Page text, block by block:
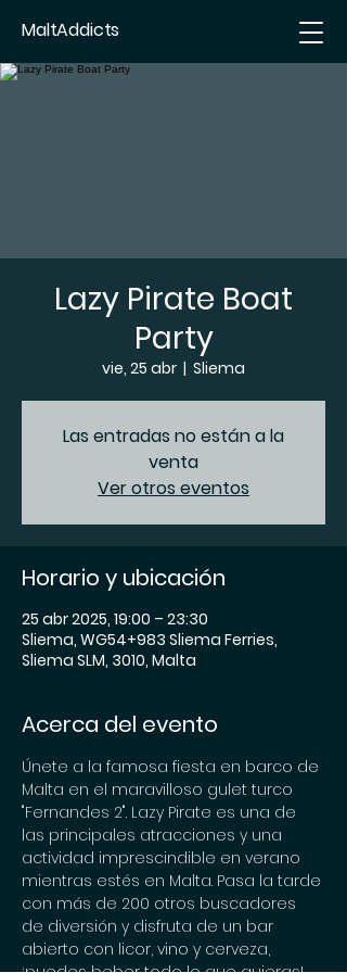
MaltAddicts
Lazy Pirate Boat
Party
vie, 25 abr
  |
Sliema
Las entradas no están a la
venta
Ver otros eventos
Horario y ubicación
25 abr 2025, 19:00 – 23:30
Sliema, WG54+983 Sliema Ferries,
Sliema SLM, 3010, Malta
Acerca del evento
Únete a la famosa fiesta en barco de
Malta en el maravilloso gulet turco
"Fernandes 2". Lazy Pirate es una de
las principales atracciones y una
actividad imprescindible en verano
mientras estés en Malta. Pasa la tarde
con más de 200 otros buscadores
de diversión y disfruta de un bar
abierto con licor, vino y cerveza,